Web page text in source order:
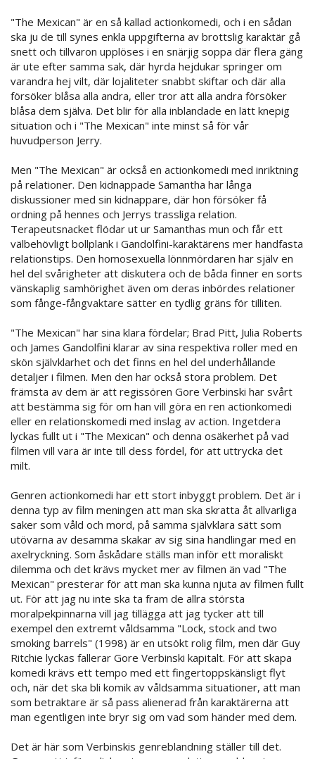
"The Mexican" är en så kallad actionkomedi, och i en sådan
ska ju de till synes enkla uppgifterna av brottslig karaktär gå
snett och tillvaron upplöses i en snärjig soppa där flera gäng
är ute efter samma sak, där hyrda hejdukar springer om
varandra hej vilt, där lojaliteter snabbt skiftar och där alla
försöker blåsa alla andra, eller tror att alla andra försöker
blåsa dem själva. Det blir för alla inblandade en lätt knepig
situation och i "The Mexican" inte minst så för vår
huvudperson Jerry.
Men "The Mexican" är också en actionkomedi med inriktning
på relationer. Den kidnappade Samantha har långa
diskussioner med sin kidnappare, där hon försöker få
ordning på hennes och Jerrys trassliga relation.
Terapeutsnacket flödar ut ur Samanthas mun och får ett
välbehövligt bollplank i Gandolfini-karaktärens mer handfasta
relationstips. Den homosexuella lönnmördaren har själv en
hel del svårigheter att diskutera och de båda finner en sorts
vänskaplig samhörighet även om deras inbördes relationer
som fånge-fångvaktare sätter en tydlig gräns för tilliten.
"The Mexican" har sina klara fördelar; Brad Pitt, Julia Roberts
och James Gandolfini klarar av sina respektiva roller med en
skön självklarhet och det finns en hel del underhållande
detaljer i filmen. Men den har också stora problem. Det
främsta av dem är att regissören Gore Verbinski har svårt
att bestämma sig för om han vill göra en ren actionkomedi
eller en relationskomedi med inslag av action. Ingetdera
lyckas fullt ut i "The Mexican" och denna osäkerhet på vad
filmen vill vara är inte till dess fördel, för att uttrycka det
milt.
Genren actionkomedi har ett stort inbyggt problem. Det är i
denna typ av film meningen att man ska skratta åt allvarliga
saker som våld och mord, på samma självklara sätt som
utövarna av desamma skakar av sig sina handlingar med en
axelryckning. Som åskådare ställs man inför ett moraliskt
dilemma och det krävs mycket mer av filmen än vad "The
Mexican" presterar för att man ska kunna njuta av filmen fullt
ut. För att jag nu inte ska ta fram de allra största
moralpekpinnarna vill jag tillägga att jag tycker att till
exempel den extremt våldsamma "Lock, stock and two
smoking barrels" (1998) är en utsökt rolig film, men där Guy
Ritchie lyckas fallerar Gore Verbinski kapitalt. För att skapa
komedi krävs ett tempo med ett fingertoppskänsligt flyt
och, när det ska bli komik av våldsamma situationer, att man
som betraktare är så pass alienerad från karaktärerna att
man egentligen inte bryr sig om vad som händer med dem.
Det är här som Verbinskis genreblandning ställer till det.